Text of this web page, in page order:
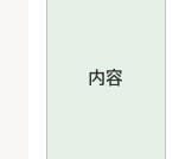
内容